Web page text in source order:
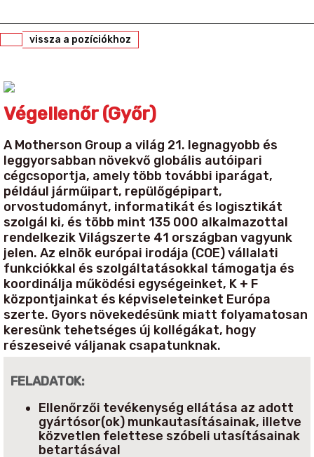
vissza a pozíciókhoz
Végellenőr (Győr)
A Motherson Group a világ 21. legnagyobb és
leggyorsabban növekvő globális autóipari
cégcsoportja, amely több további iparágat,
például járműipart, repülőgépipart,
orvostudományt, informatikát és logisztikát
szolgál ki, és több mint 135 000 alkalmazottal
rendelkezik Világszerte 41 országban vagyunk
jelen. Az elnök európai irodája (COE) vállalati
funkciókkal és szolgáltatásokkal támogatja és
koordinálja működési egységeinket, K + F
központjainkat és képviseleteinket Európa
szerte. Gyors növekedésünk miatt folyamatosan
keresünk tehetséges új kollégákat, hogy
részeseivé váljanak csapatunknak.
FELADATOK:
Ellenőrzői tevékenység ellátása az adott
gyártósor(ok) munkautasításainak, illetve
közvetlen felettese szóbeli utasításainak
betartásával